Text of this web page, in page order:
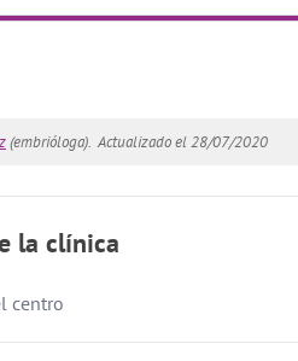
(embrióloga). Actualizado el 28/07/2020
la clínica
centro